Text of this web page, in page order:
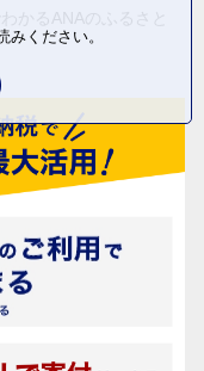
みください。